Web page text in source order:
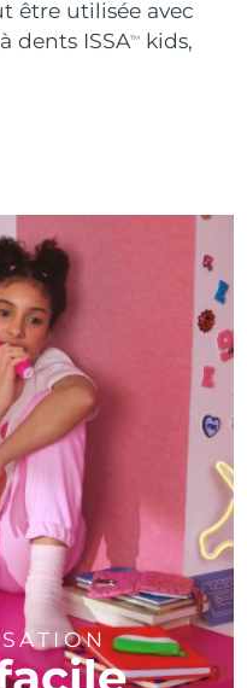
être utilisée avec
dents ISSATM
kids,